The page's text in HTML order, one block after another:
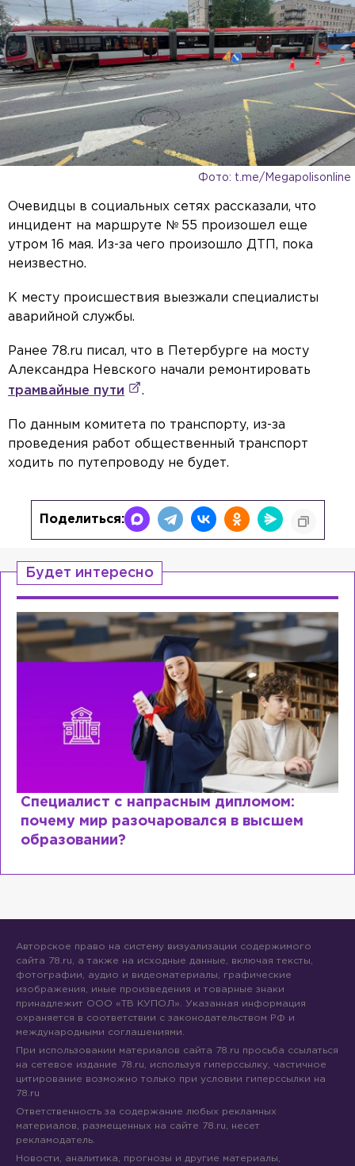
Фото: t.me/Megapolisonline
Очевидцы в социальных сетях рассказали, что
инцидент на маршруте № 55 произошел еще
утром 16 мая. Из-за чего произошло ДТП, пока
неизвестно.
К месту происшествия выезжали специалисты
аварийной службы.
Ранее 78.ru писал, что в Петербурге на мосту
Александра Невского начали ремонтировать
трамвайные пути
.
По данным комитета по транспорту, из-за
проведения работ общественный транспорт
ходить по путепроводу не будет.
Поделиться:
Будет интересно
Специалист с напрасным дипломом:
почему мир разочаровался в высшем
образовании?
Авторское право на систему визуализации содержимого
сайта 78.ru, а также на исходные данные, включая тексты,
фотографии, аудио и видеоматериалы, графические
изображения, иные произведения и товарные знаки
принадлежит ООО «ТВ КУПОЛ». Указанная информация
охраняется в соответствии с законодательством РФ и
международными соглашениями.
При использовании материалов сайта 78.ru просьба ссылаться
на сетевое издание 78.ru, используя гиперссылку, частичное
цитирование возможно только при условии гиперссылки на
78.ru
Ответственность за содержание любых рекламных
материалов, размещенных на сайте 78.ru, несет
рекламодатель.
Новости, аналитика, прогнозы и другие материалы,